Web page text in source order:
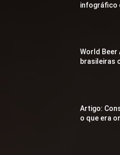
infográfico
World Beer
brasileiras
Artigo:
o que era